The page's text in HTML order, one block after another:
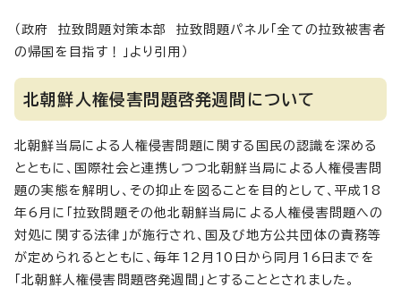
（政府 拉致問題対策本部 拉致問題パネル「全ての拉致被害者
の帰国を目指す！」より引用）
北朝鮮人権侵害問題啓発週間について
北朝鮮当局による人権侵害問題に関する国民の認識を深める
とともに、国際社会と連携しつつ北朝鮮当局による人権侵害問
題の実態を解明し、その抑止を図ることを目的として、平成18
年6月に「拉致問題その他北朝鮮当局による人権侵害問題への
対処に関する法律」が施行され、国及び地方公共団体の責務等
が定められるとともに、毎年12月10日から同月16日までを
「北朝鮮人権侵害問題啓発週間」とすることとされました。